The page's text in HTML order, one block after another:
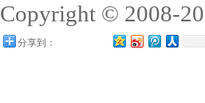
Copyright © 2008-
分享到：